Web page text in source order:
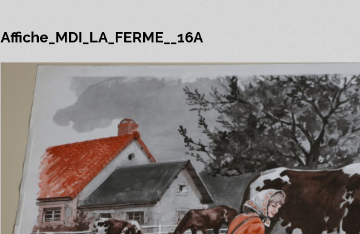
Affiche_MDI_LA_FERME__16A